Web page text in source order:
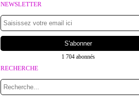
NEWSLETTER
1 704 abonnés
RECHERCHE